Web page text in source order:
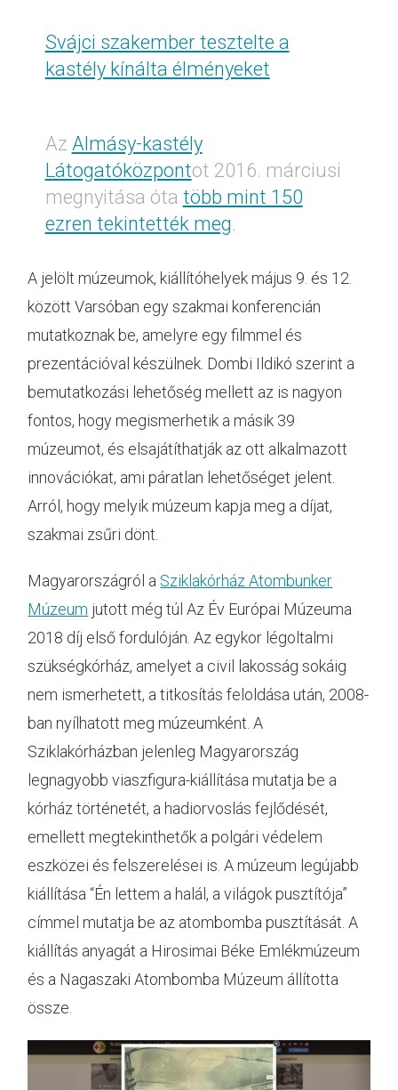
Svájci szakember tesztelte a
kastély kínálta élményeket
Az Almásy-kastély
Látogatóközpontot 2016. márciusi
megnyitása óta több mint 150
ezren tekintették meg.
A jelölt múzeumok, kiállítóhelyek május 9. és 12.
között Varsóban egy szakmai konferencián
mutatkoznak be, amelyre egy filmmel és
prezentációval készülnek. Dombi Ildikó szerint a
bemutatkozási lehetőség mellett az is nagyon
fontos, hogy megismerhetik a másik 39
múzeumot, és elsajátíthatják az ott alkalmazott
innovációkat, ami páratlan lehetőséget jelent.
Arról, hogy melyik múzeum kapja meg a díjat,
szakmai zsűri dönt.
Magyarországról a Sziklakórház Atombunker
Múzeum jutott még túl Az Év Európai Múzeuma
2018 díj első fordulóján. Az egykor légoltalmi
szükségkórház, amelyet a civil lakosság sokáig
nem ismerhetett, a titkosítás feloldása után, 2008-
ban nyílhatott meg múzeumként. A
Sziklakórházban jelenleg Magyarország
legnagyobb viaszfigura-kiállítása mutatja be a
kórház történetét, a hadiorvoslás fejlődését,
emellett megtekinthetők a polgári védelem
eszközei és felszerelései is. A múzeum legújabb
kiállítása “Én lettem a halál, a világok pusztítója”
címmel mutatja be az atombomba pusztítását. A
kiállítás anyagát a Hirosimai Béke Emlékmúzeum
és a Nagaszaki Atombomba Múzeum állította
össze.